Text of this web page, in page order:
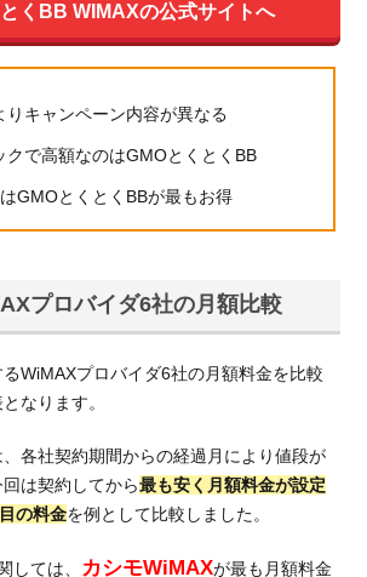
くBB WIMAXの公式サイトへ
りキャンペーン内容が異なる
クで高額なのはGMOとくとくBB
GMOとくとくBBが最もお得
プロバイダ6社の月額比較
WiMAXプロバイダ6社の月額料金を比較
なります。
各社契約期間からの経過月により値段が
は契約してから最も安く月額料金が設定
の料金を例として比較しました。
しては、 カシモWiMAXが最も月額料金